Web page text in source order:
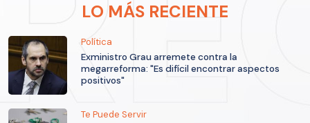
LO MÁS RECIENTE
Política
Exministro Grau arremete contra la
megarreforma: "Es difícil encontrar aspectos
positivos"
Te Puede Servir